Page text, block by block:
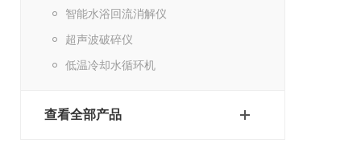
智能水浴回流消解仪
超声波破碎仪
低温冷却水循环机
查看全部产品